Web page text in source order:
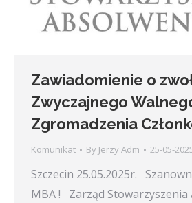
Zawiadomienie o
Zwyczajnego
Zgromadzenia
Komunikat By Jerzy Adm 25-05-
Szczecin 25.05.2025r.
MBA ! Zarząd